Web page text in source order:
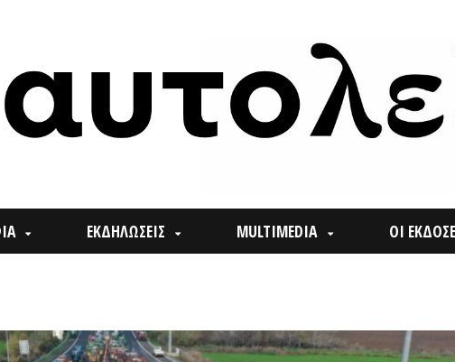
ΕΚΔΗΛΩΣΕΙΣ MULTIMEDIA ΟΙ ΕΚΔΟΣΕΙΣ ΜΑΣ